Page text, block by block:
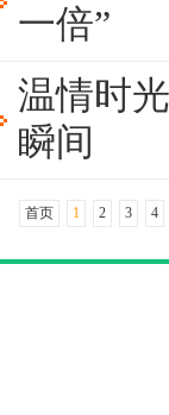
一倍”
温情时
瞬间
首页 1 2 3 4